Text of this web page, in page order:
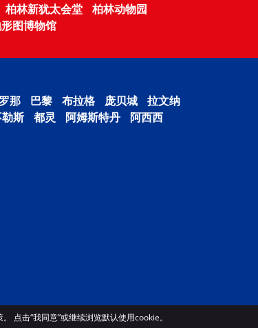
柏林新犹太会堂
柏林动物园
图博物馆
那 巴黎 布拉格 庞贝城
拉文纳
斯 都灵 阿姆斯特丹
阿西西
点击“我同意”或继续浏览默认使用cookie。